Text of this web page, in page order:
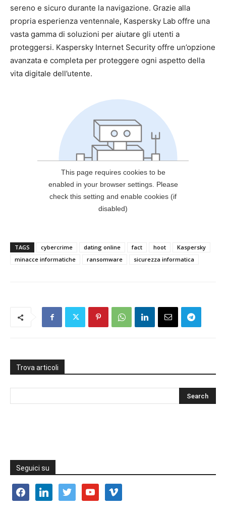
sereno e sicuro durante la navigazione. Grazie alla
propria esperienza ventennale, Kaspersky Lab offre una
vasta gamma di soluzioni per aiutare gli utenti a
proteggersi. Kaspersky Internet Security offre un’opzione
avanzata e completa per proteggere ogni aspetto della
vita digitale dell’utente.
TAGS cybercrime dating online fact hoot
Kaspersky
minacce informatiche
ransomware sicurezza informatica
Trova articoli
Seguici su
facebooklinkedin twitter youtube vimeo